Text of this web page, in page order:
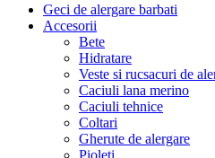
Geci de alergare barbati
Accesorii
Bete
Hidratare
Veste si rucsacuri de
Caciuli lana merino
Caciuli tehnice
Coltari
Gherute de alergare
Pioleti